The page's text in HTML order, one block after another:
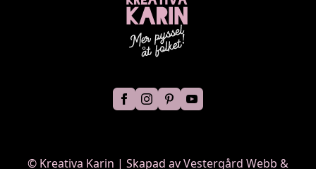
© Kreativa Karin | Skapad avVestergård Webb &